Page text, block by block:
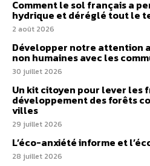
Comment le sol français a
hydrique et déréglé tout le
2 août 2026
Développer notre attention
non humaines avec les
30 juillet 2026
Un kit citoyen pour lever les
développement des forêts
villes
29 juillet 2026
L’éco-anxiété informe et
28 juillet 2026